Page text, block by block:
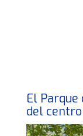
El
del